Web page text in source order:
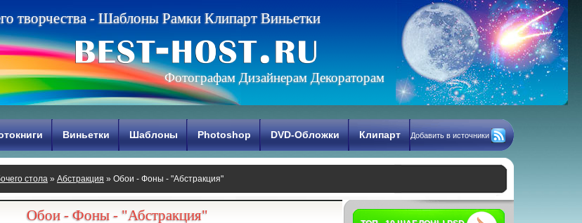
го творчества - Шаблоны Рамки Клипарт Виньетки
Фотографам Дизайнерам Декораторам
Виньетки Шаблоны Photoshop DVD-Обложки Клипарт Добавить в источники
стола » Абстракция » Обои - Фоны - "Абстракция"
Обои - Фоны - "Абстракция"